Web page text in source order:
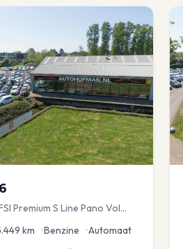
Premium S Line Pano Vol
km •Benzine •Automaat